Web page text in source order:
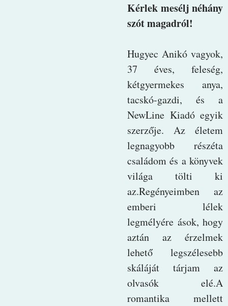
Kérlek mesélj néhány
szót magadról!
Hugyec Anikó vagyok,
37 éves, feleség,
kétgyermekes anya,
tacskó-gazdi, és a
NewLine Kiadó egyik
szerzője. Az életem
legnagyobb részéta
családom és a könyvek
világa tölti ki
az.Regényeimben az
emberi lélek
legmélyére ások, hogy
aztán az érzelmek
lehető legszélesebb
skáláját tárjam az
olvasók elé.A
romantika mellett